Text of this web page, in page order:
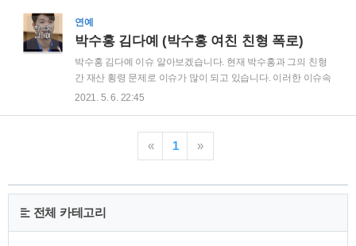
연예
박수홍 김다예 (박수홍 여친 친형 폭로)
박수홍 김다예 이슈 알아보겠습니다. 현재 박수홍과 그의 친형
간 재산 횡령 문제로 이슈가 많이 되고 있습니다. 이러한 이슈속
에 박수홍의 친형이 밝힌 "박수홍과의 갈등은 박수홍의 93년생
히 알아보겠습니다. | 박수홍 친형 주장 친형의 주장에 나온 93
년생 여자친구는 이러한 내용에 포함되었습니다. "현재 박수홍
지만 2020년경 93년생 여자친구 김다X씨의 명의로 변경하였고
설날에 여자친구를 소개시켜주는 자리가 불발되면서 갈등이 시
작되었다."라고 폭로했습니다. 여기서 두가지 갈등의 원인을 주
2021. 5. 6. 22:45
« 1 »
전체 카테고리